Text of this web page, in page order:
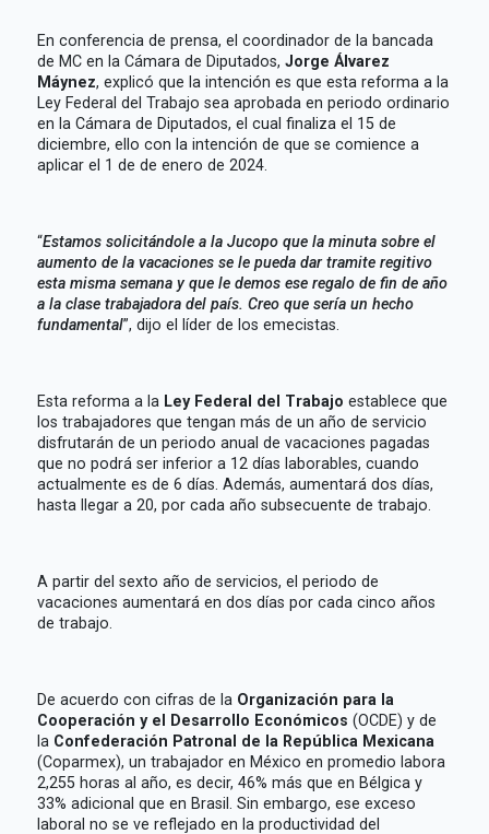
En conferencia de prensa, el coordinador de la bancada
de MC en la Cámara de Diputados, Jorge Álvarez
Máynez, explicó que la intención es que esta reforma a la
Ley Federal del Trabajo sea aprobada en periodo ordinario
en la Cámara de Diputados, el cual finaliza el 15 de
diciembre, ello con la intención de que se comience a
aplicar el 1 de de enero de 2024.
“Estamos solicitándole a la Jucopo que la minuta sobre el
aumento de la vacaciones se le pueda dar tramite regitivo
esta misma semana y que le demos ese regalo de fin de año
a la clase trabajadora del país. Creo que sería un hecho
fundamental”, dijo el líder de los emecistas.
Esta reforma a la Ley Federal del Trabajo establece que
los trabajadores que tengan más de un año de servicio
disfrutarán de un periodo anual de vacaciones pagadas
que no podrá ser inferior a 12 días laborables, cuando
actualmente es de 6 días. Además, aumentará dos días,
hasta llegar a 20, por cada año subsecuente de trabajo.
A partir del sexto año de servicios, el periodo de
vacaciones aumentará en dos días por cada cinco años
de trabajo.
De acuerdo con cifras de la Organización para la
Cooperación y el Desarrollo Económicos (OCDE) y de
la Confederación Patronal de la República Mexicana
(Coparmex), un trabajador en México en promedio labora
2,255 horas al año, es decir, 46% más que en Bélgica y
33% adicional que en Brasil. Sin embargo, ese exceso
laboral no se ve reflejado en la productividad del